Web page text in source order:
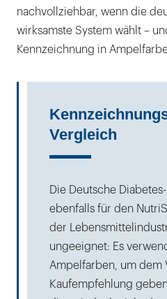
nachvollziehbar, wenn die
wirksamste System wählt –
Kennzeichnung in
Vergleich
Die Deutsche
ebenfalls für den
der
ungeeignet: Es
Ampelfarben, um dem
Kaufempfehlung